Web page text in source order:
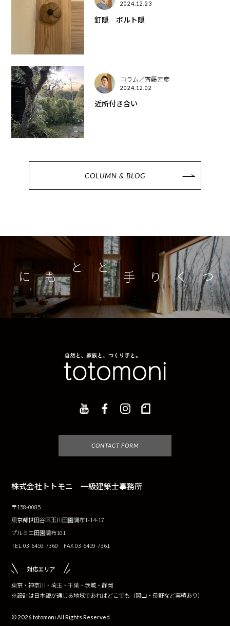
2024.12.23
釘隠 ボルト隠
コラム／齊藤元彦
2024.12.02
近所付き合い
COLUMN & BLOG
つくり手とともに
CONTACT FORM
株式会社トトモニ 一級建築士事務所
〒158-0085
東京都世田谷区玉川田園調布1-14-17
プルミエ田園調布101
TEL 03-6459-7360 FAX 03-6459-7361
対応エリア
東京・神奈川・埼玉・千葉・茨城・静岡
※設計は日本語が通じる地域であればどこでも（岡山・長野など実績あり）
© 2026 totomoni All Rights Reserved.